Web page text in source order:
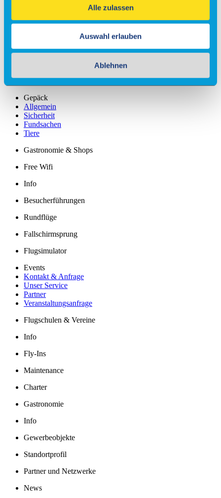
Alle zulassen
Auswahl erlauben
Ablehnen
Anfahrt
Barrierefreies Reisen
Gepäck
Allgemein
Sicherheit
Fundsachen
Tiere
Gastronomie & Shops
Free Wifi
Info
Besucherführungen
Rundflüge
Fallschirmsprung
Flugsimulator
Events
Kontakt & Anfrage
Unser Service
Partner
Veranstaltungsanfrage
Flugschulen & Vereine
Info
Fly-Ins
Maintenance
Charter
Gastronomie
Info
Gewerbeobjekte
Standortprofil
Partner und Netzwerke
News